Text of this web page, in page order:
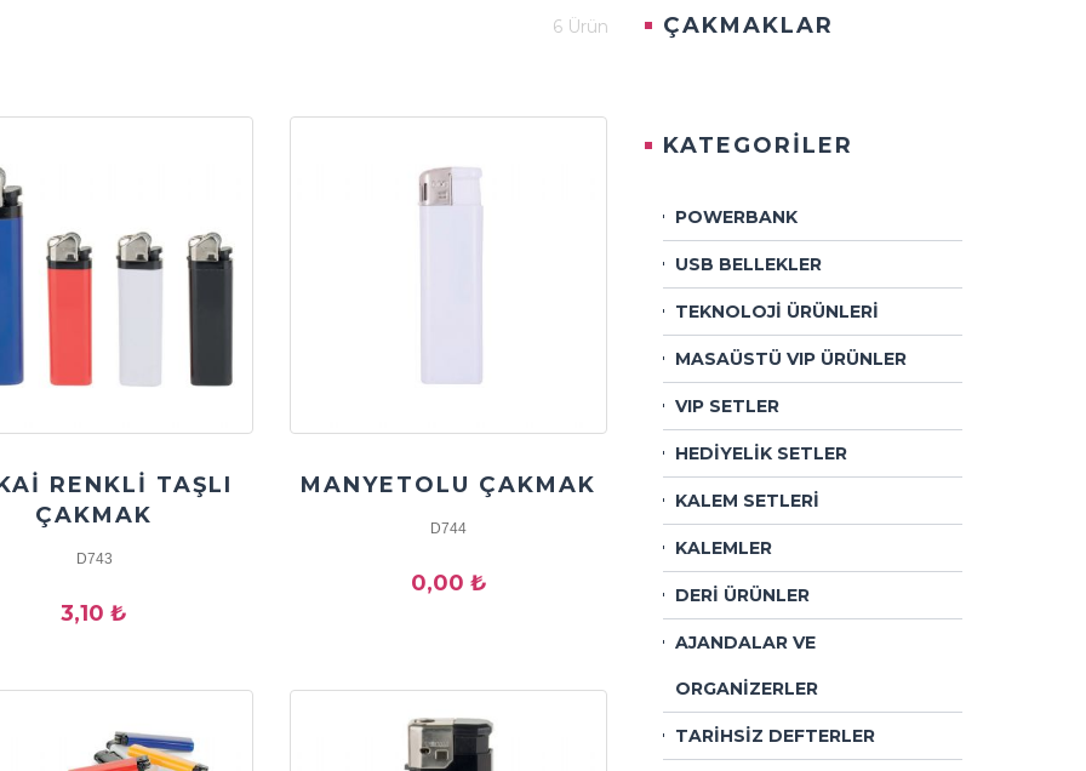
6 Ürün
RENKLİ TAŞLI
ÇAKMAK
D743
3,10 ₺
MANYETOLU ÇAKMAK
D744
0,00 ₺
ÇAKMAKLAR
KATEGORİLER
POWERBANK
USB BELLEKLER
TEKNOLOJİ ÜRÜNLERİ
MASAÜSTÜ VIP ÜRÜNLER
VIP SETLER
HEDİYELİK SETLER
KALEM SETLERİ
KALEMLER
DERİ ÜRÜNLER
AJANDALAR VE
ORGANİZERLER
TARİHSİZ DEFTERLER